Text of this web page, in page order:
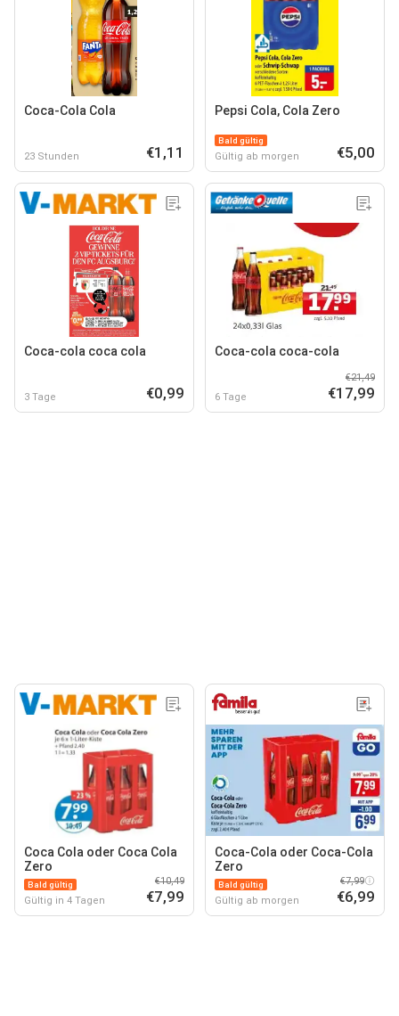
Coca-Cola Cola
23 Stunden €1,11
Pepsi Cola, Cola Zero
Bald gültig
Gültig ab morgen €5,00
Coca-cola coca cola
3 Tage €0,99
Coca-cola coca-cola
6 Tage
€21,49
€17,99
Coca Cola oder Coca Cola
Zero
Bald gültig
Gültig in 4 Tagen
€10,49
€7,99
Coca-Cola oder Coca-Cola
Zero
Bald gültig
Gültig ab morgen
€7,99
€6,99